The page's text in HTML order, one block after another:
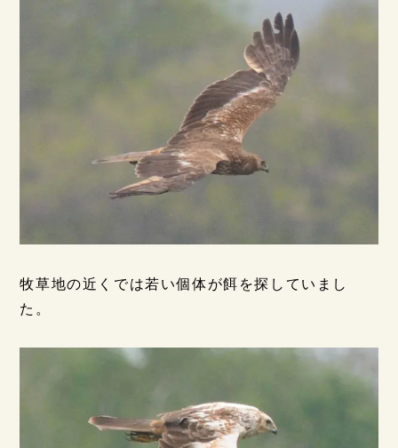
牧草地の近くでは若い個体が餌を探していまし
た。